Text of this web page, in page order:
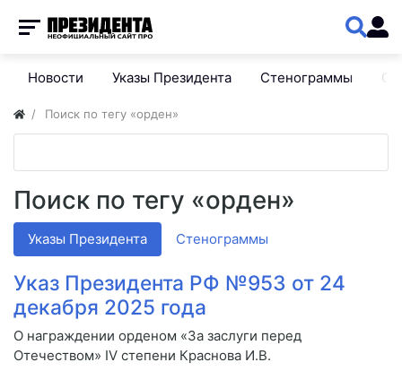
Новости Указы Президента Стенограммы
Поиск по тегу «орден»
Поиск по тегу «орден»
Указы Президента Стенограммы
Указ Президента РФ №953 от 24
декабря 2025 года
О награждении орденом «За заслуги перед
Отечеством» IV степени Краснова И.В.